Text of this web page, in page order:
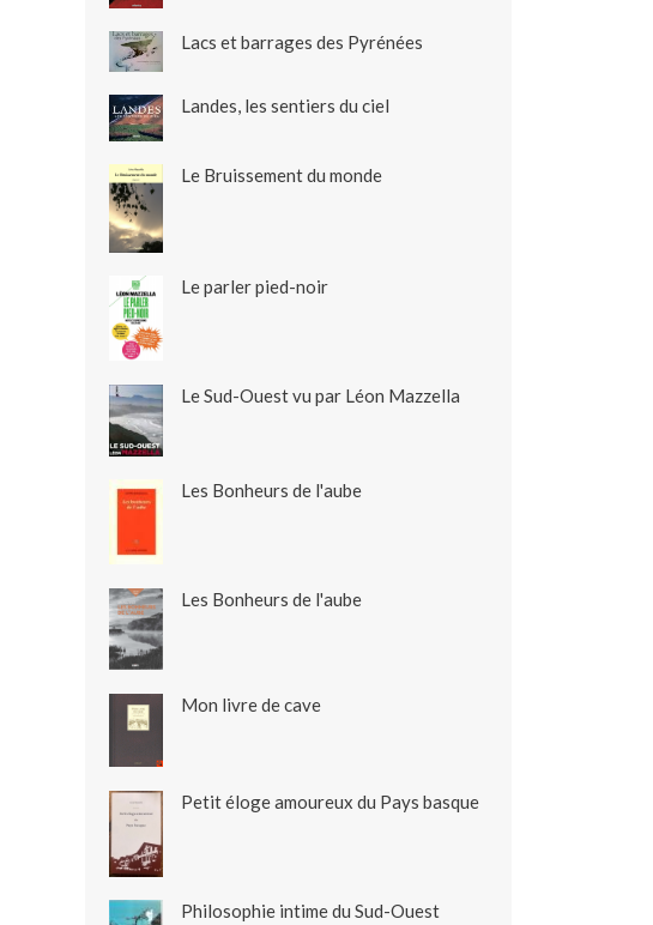
Lacs et barrages des Pyrénées
Landes, les sentiers du ciel
Le Bruissement du monde
Le parler pied-noir
Le Sud-Ouest vu par Léon Mazzella
Les Bonheurs de l'aube
Les Bonheurs de l'aube
Mon livre de cave
Petit éloge amoureux du Pays basque
Philosophie intime du Sud-Ouest